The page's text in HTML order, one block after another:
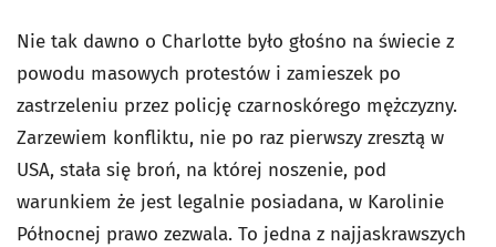
Nie tak dawno o Charlotte było głośno na świecie z
powodu masowych protestów i zamieszek po
zastrzeleniu przez policję czarnoskórego mężczyzny.
Zarzewiem konfliktu, nie po raz pierwszy zresztą w
USA, stała się broń, na której noszenie, pod
warunkiem że jest legalnie posiadana, w Karolinie
Północnej prawo zezwala. To jedna z najjaskrawszych